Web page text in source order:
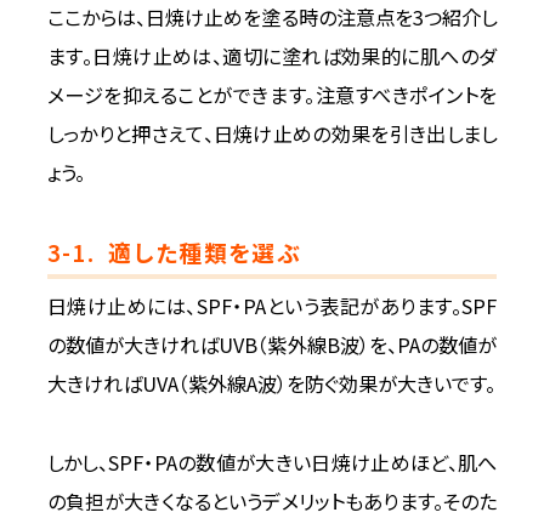
ここからは、日焼け止めを塗る時の注意点を3つ紹介し
ます。日焼け止めは、適切に塗れば効果的に肌へのダ
メージを抑えることができます。注意すべきポイントを
しっかりと押さえて、日焼け止めの効果を引き出しまし
ょう。
3-1. 適した種類を選ぶ
日焼け止めには、SPF・PAという表記があります。SPF
の数値が大きければUVB（紫外線B波）を、PAの数値が
大きければUVA（紫外線A波）を防ぐ効果が大きいです。
しかし、SPF・PAの数値が大きい日焼け止めほど、肌へ
の負担が大きくなるというデメリットもあります。そのた